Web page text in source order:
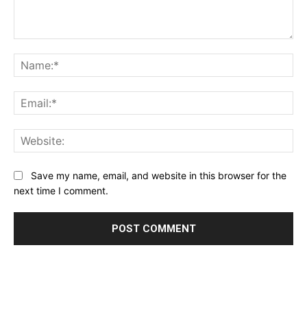
Save my name, email, and website in this browser for the
next time I comment.